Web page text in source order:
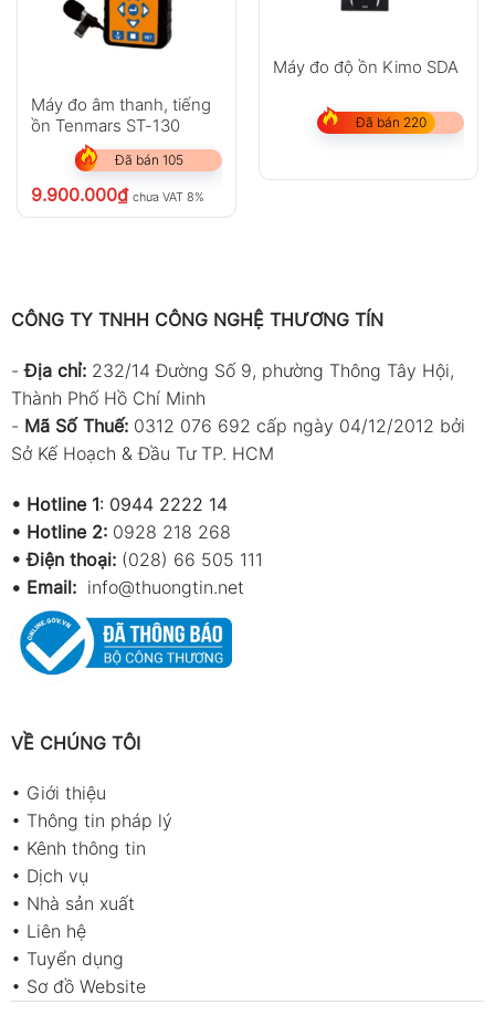
Máy đo âm thanh, tiếng
ồn Tenmars ST-130
Đã bán 105
9.900.000₫ chưa VAT 8%
Máy đo độ ồn Kimo SDA
Đã bán 220
CÔNG TY TNHH CÔNG NGHỆ THƯƠNG TÍN
-Địa chỉ: 232/14 Đường Số 9, phường Thông Tây Hội,
Thành Phố Hồ Chí Minh
- Mã Số Thuế: 0312 076 692 cấp ngày 04/12/2012 bởi
Sở Kế Hoạch & Đầu Tư TP. HCM
• Hotline 1: 0944 2222 14
• Hotline 2: 0928 218 268
• Điện thoại: (028) 66 505 111
• Email: info@thuongtin.net
VỀ CHÚNG TÔI
• Giới thiệu
• Thông tin pháp lý
• Kênh thông tin
• Dịch vụ
• Nhà sản xuất
• Liên hệ
• Tuyển dụng
• Sơ đồ Website